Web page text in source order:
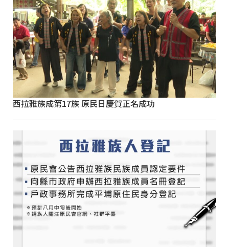
西拉雅族成第17族 原民日慶賀正名成功